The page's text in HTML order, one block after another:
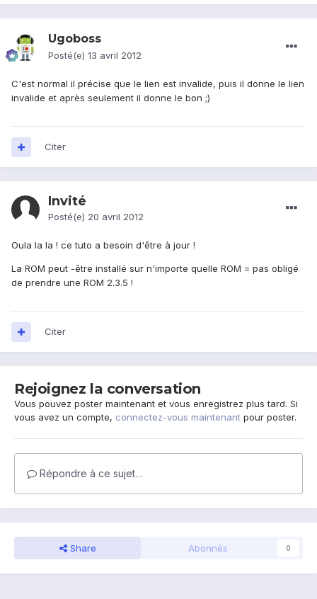
Ugoboss
Posté(e) 13 avril 2012
C'est normal il précise que le lien est invalide, puis il donne le lien
invalide et après seulement il donne le bon ;)
Citer
Invité
Posté(e) 20 avril 2012
Oula la la ! ce tuto a besoin d'être à jour !
La ROM peut -être installé sur n'importe quelle ROM = pas obligé
de prendre une ROM 2.3.5 !
Citer
Rejoignez la conversation
Vous pouvez poster maintenant et vous enregistrez plus tard. Si
vous avez un compte, connectez-vous maintenant pour poster.
Répondre à ce sujet…
Share Abonnés 0